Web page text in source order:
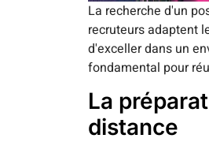
La recherche d'un
recruteurs adaptent
d'exceller dans un
fondamental pour
La
distance